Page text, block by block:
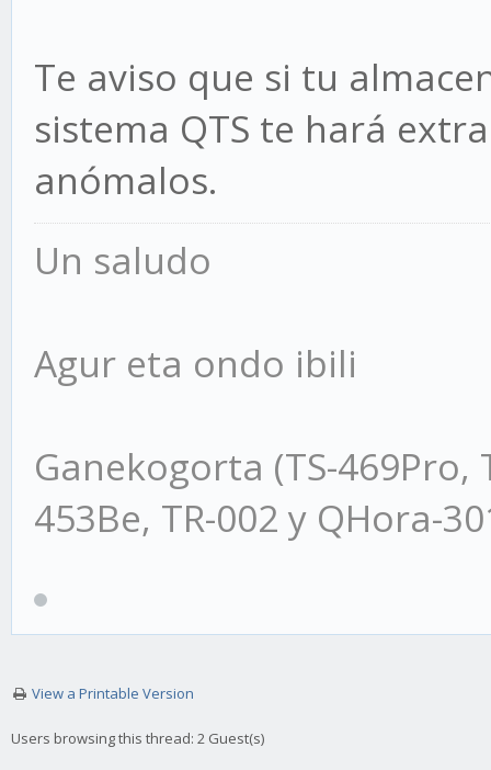
Te aviso que si tu
sistema QTS te hará
anómalos.
Un saludo
Agur eta ondo ibili
Ganekogorta (TS-469Pro,
453Be, TR-002 y QHora-
View a Printable Version
Users browsing this thread: 2 Guest(s)